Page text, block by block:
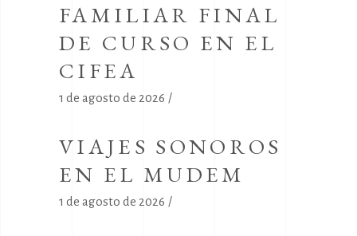
FAMILIAR FINAL
DE CURSO EN EL
CIFEA
1 de agosto de 2026
VIAJES SONOROS
EN EL MUDEM
1 de agosto de 2026